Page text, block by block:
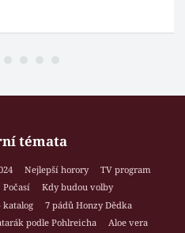
témata
Nejlepší horory
TV program
Počasí
Kdy budou volby
katalog
7 pádů Honzy Dědka
podle Pohlreicha
Aloe vera